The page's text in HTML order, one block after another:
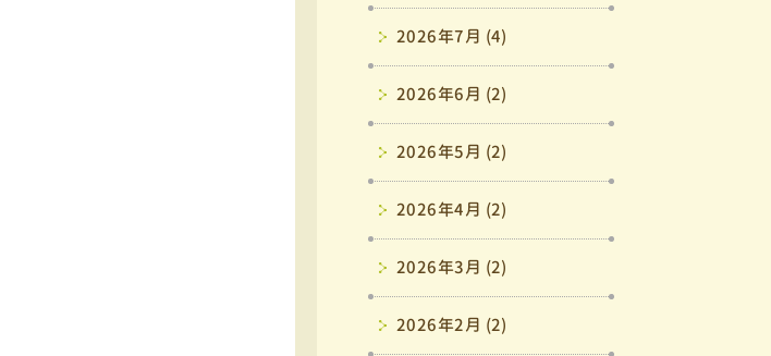
2026年7月 (4)
2026年6月 (2)
2026年5月 (2)
2026年4月 (2)
2026年3月 (2)
2026年2月 (2)